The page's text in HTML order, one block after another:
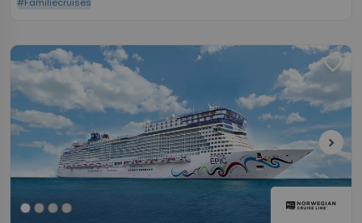
#Familiecruises
favorite
chevron_right